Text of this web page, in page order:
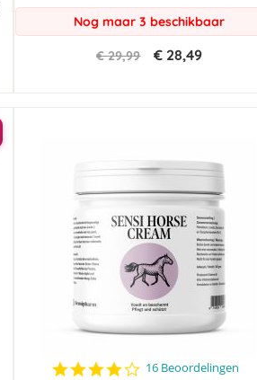
Nog maar 3 beschikbaar
€ 29,99 € 28,49
4.2
16 Beoordelingen